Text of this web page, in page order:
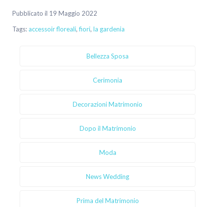
Pubblicato il 19 Maggio 2022
Tags: accessoir floreali,fiori, la gardenia
Bellezza Sposa
Cerimonia
Decorazioni Matrimonio
Dopo il Matrimonio
Moda
News Wedding
Prima del Matrimonio